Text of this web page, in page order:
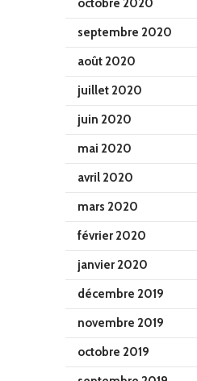
octobre 2020
septembre 2020
août 2020
juillet 2020
juin 2020
mai 2020
avril 2020
mars 2020
février 2020
janvier 2020
décembre 2019
novembre 2019
octobre 2019